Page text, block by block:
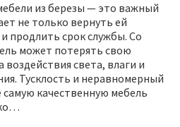
из березы — это важный
не только вернуть ей
продлить срок службы. Со
может потерять свою
света, влаги и
Тусклость и неравномерный
качественную мебель